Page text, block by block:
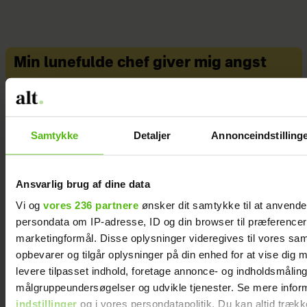
Samtykke Detaljer
Ansvarlig brug af dine data
Vi og vores 236 partnere ønsker dit samtykke til at
persondata om IP-adresse, ID og din browser til
marketingformål. Disse oplysninger videregives til vores
opbevarer og tilgår oplysninger på din enhed for at vise dig
levere tilpasset indhold, foretage annonce- og
målgruppeundersøgelser og udvikle tjenester. Se mere
indstillinger og i vores persondatapolitik. Du kan altid
til Danmark var usikker, og
derfor har hun i dag samme
Maria Ifversen, 48, storesøster
og kostvejleder samt tidl.
parasvømmer på det danske
landshold.
Født i Bangladesh og
adopteret til Danmark i juni
Min lunefulde chef giver mig angst